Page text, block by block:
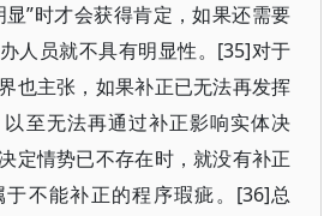
”时才会获得肯定，如果还需要
人员就不具有明显性。[35]对于
也主张，如果补正已无法再发挥
至无法再通过补正影响实体决
定情势已不存在时，就没有补正
不能补正的程序瑕疵。[36]总